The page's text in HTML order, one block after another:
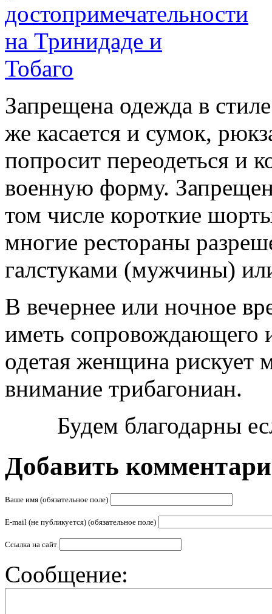
Запрещена одежда в
же касается и сумок,
попросит переодеться и
военную форму.
том числе короткие
многие рестораны
галстуками (мужчины)
В вечернее или ночное
иметь
одетая женщина рискует
внимание трибагониан.
Будем благодарны
Добавить
Ваше имя (обязательное поле)
E-mail (не публикуется) (обязательное поле)
Ссылка на сайт
Сообщение: